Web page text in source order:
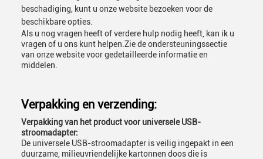
beschadiging, kunt u onze website bezoeken voor de
beschikbare opties.
Als u nog vragen heeft of verdere hulp nodig heeft, kan ik u
vragen of u ons kunt helpen.Zie de ondersteuningssectie
van onze website voor gedetailleerde informatie en
middelen.
Verpakking en verzending:
Verpakking van het product voor universele USB-
stroomadapter:
De universele USB-stroomadapter is veilig ingepakt in een
duurzame, milieuvriendelijke kartonnen doos die is